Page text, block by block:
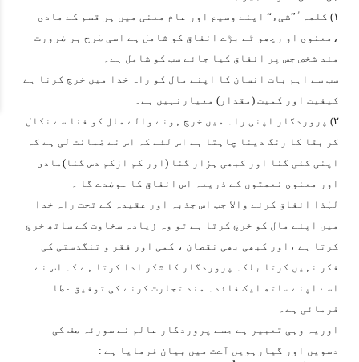
۱) کلمہٴ”شیء“ اپنے وسیع اور عام معنی میں ہر قسم کے مادی
،معنوی او رچھو ٹے بڑے انفاق کو شامل ہے اسی طرح ہر ضرورت
مند شخص جس پر انفاق کیا جائے سب کو شامل ہے۔
سب سے اہم بات انسان کا اپنے مال کو راہ خدا میں خرچ کرنا ہے
کیفیت اور کمیت (مقدار) معیارنہیں ہے۔
۲) پروردگار اپنی راہ میں خرچ ہونے والے مال کو فنا سے نکال
کر بقا کا رنگ دینا چاہتا ہے اس لئے کہ اس نے ضمانت لی ہے کہ
اپنی کئی گنا اور کبھی ہزار گنا (اور کم ازکم دس گنا)مادی
اور معنوی نعمتوں کے ذریعہ اس انفاق کا عوضدے گا ۔
لہٰذا انفاق کرنے والا جب اس جذبہ اور عقیدہ کے تحت راہ خدا
میں اپنے مال کو خرچ کرتا ہے تو وہ زیادہ سخاوت کے ساتھ خرچ
کرتا ہے ،اور کبھی بھی نقصان ، کمی اور فقر و تنگدستی کی
فکر نہیں کرتا بلکہ پروردگار کا شکر ادا کرتا ہے کہ اس نے
اسے اپنے ساتھ ایک فائدہ مند تجارت کرنے کی توفیق عطا
فرمائی ہے۔
اوریہ وہی تعبیر ہے جسے پروردگار عالم نے سورئہ صف کی
دسویں اور گیارہویں آےت میں بیان فرمایا ہے :